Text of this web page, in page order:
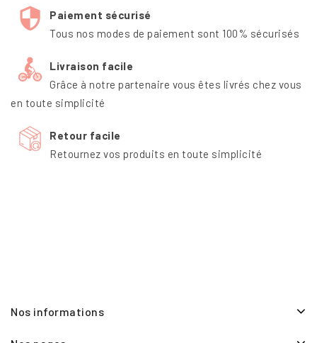
Paiement sécurisé
Tous nos modes de paiement sont 100% sécurisés
Livraison facile
Grâce à notre partenaire vous êtes livrés chez vous
en toute simplicité
Retour facile
Retournez vos produits en toute simplicité
Nos informations